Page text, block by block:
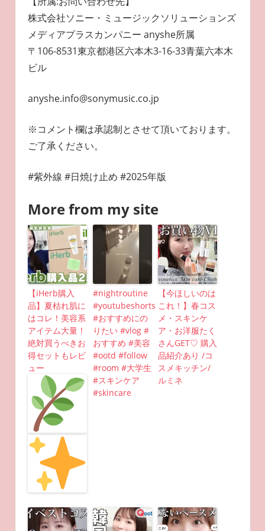
株式会社ソニー・ミュージックソリューションズ
メディアプラスカンパニー anyshe所属
〒106-8531東京都港区六本木3-16-33青葉六本木
ビル
anyshe.info@sonymusic.co.jp
※コメント欄は承認制とさせて頂いております。
ご了承ください。
#紫外線 #日焼け止め #2025年版
More from my site
【iHerb購入
品】夏枯れ肌に
はコレ！美容系
アイテム大量！
絶対買うべきお
得セットもレビ
ュー
#nightroutine
#youtubeshorts
#おすすめにの
りたい #vlog #
おすすめ #美容
#ootd #follow
#room #大学生
#スキンケア
#skincare
【今ほしいのは
これ！】春コス
メ・スキンケ
ア・お洋服たく
さんGET♡ 購入
品紹介あり /コ
スメキッチン/
ルミネ